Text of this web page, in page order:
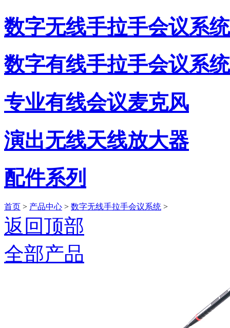
数字无线手拉手会议系统
数字有线手拉手会议系统
专业有线会议麦克风
演出无线天线放大器
配件系列
首页 > 产品中心 > 数字无线手拉手会议系统 >
返回顶部
全部产品